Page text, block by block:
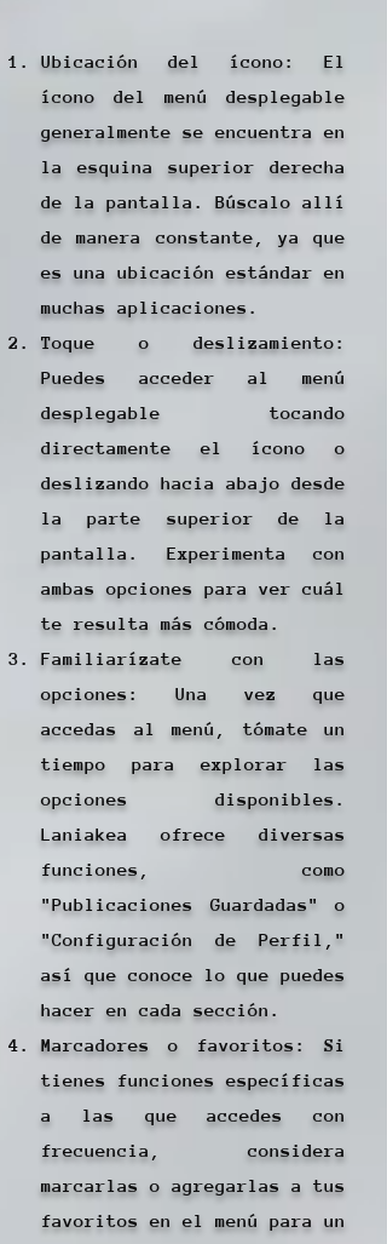
Ubicación del ícono: El
ícono del menú desplegable
generalmente se encuentra en
la esquina superior derecha
de la pantalla. Búscalo allí
de manera constante, ya que
es una ubicación estándar en
muchas aplicaciones.
Toque o deslizamiento:
Puedes acceder al menú
desplegable tocando
directamente el ícono o
deslizando hacia abajo desde
la parte superior de la
pantalla. Experimenta con
ambas opciones para ver cuál
te resulta más cómoda.
Familiarízate con las
opciones: Una vez que
accedas al menú, tómate un
tiempo para explorar las
opciones disponibles.
Laniakea ofrece diversas
funciones, como
"Publicaciones Guardadas" o
"Configuración de Perfil,"
así que conoce lo que puedes
hacer en cada sección.
Marcadores o favoritos: Si
tienes funciones específicas
a las que accedes con
frecuencia, considera
marcarlas o agregarlas a tus
favoritos en el menú para un